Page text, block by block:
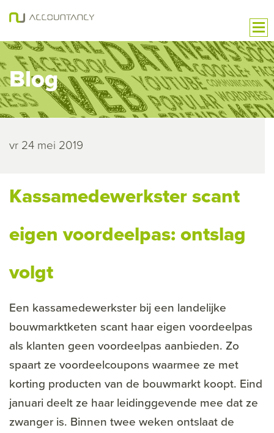
Blog
vr 24 mei 2019
Kassamedewerkster scant
eigen voordeelpas: ontslag
volgt
Een kassamedewerkster bij een landelijke
bouwmarktketen scant haar eigen voordeelpas
als klanten geen voordeelpas aanbieden. Zo
spaart ze voordeelcoupons waarmee ze met
korting producten van de bouwmarkt koopt. Eind
januari deelt ze haar leidinggevende mee dat ze
zwanger is. Binnen twee weken ontslaat de